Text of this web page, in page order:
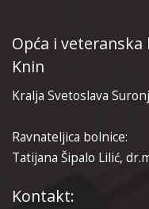
Opća i
Knin
Kralja Svetoslava
Ravnateljica bolnice:
Tatijana Šipalo Lilić,
Kontakt: